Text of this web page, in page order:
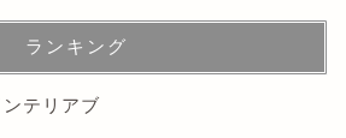
ランキング